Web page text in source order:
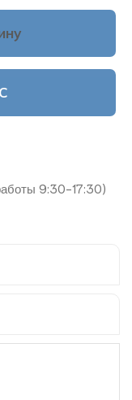
9:30-17:30)